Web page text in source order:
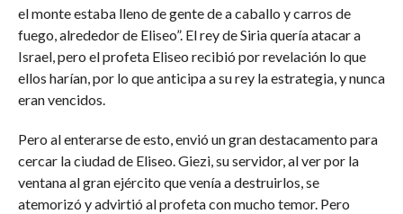
el monte estaba lleno de gente de a caballo y carros de
fuego, alrededor de Eliseo”. El rey de Siria quería atacar a
Israel, pero el profeta Eliseo recibió por revelación lo que
ellos harían, por lo que anticipa a su rey la estrategia, y nunca
eran vencidos.
Pero al enterarse de esto, envió un gran destacamento para
cercar la ciudad de Eliseo. Giezi, su servidor, al ver por la
ventana al gran ejército que venía a destruirlos, se
atemorizó y advirtió al profeta con mucho temor. Pero